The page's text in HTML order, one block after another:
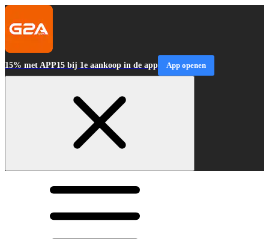
15% met APP15 bij 1e aankoop in de app App openen